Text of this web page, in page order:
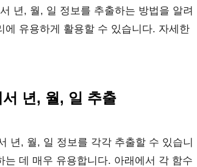
년, 월, 일 정보를 추출하는 방법을 알려
유용하게 활용할 수 있습니다. 자세한
년, 월, 일 추출
년, 월, 일 정보를 각각 추출할 수 있습니
데 매우 유용합니다. 아래에서 각 함수